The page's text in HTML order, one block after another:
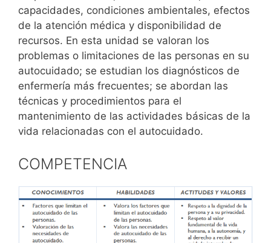
capacidades, condiciones ambientales, efectos
de la atención médica y disponibilidad de
recursos. En esta unidad se valoran los
problemas o limitaciones de las personas en su
autocuidado; se estudian los diagnósticos de
enfermería más frecuentes; se abordan las
técnicas y procedimientos para el
mantenimiento de las actividades básicas de la
vida relacionadas con el autocuidado.
COMPETENCIA